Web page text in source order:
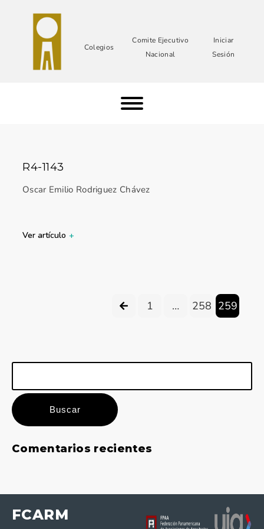
Colegios
Comite Ejecutivo
Nacional
Iniciar
Sesión
R4-1143
Oscar Emilio Rodriguez Chávez
Ver artículo +
1 … 258 259
Buscar:
Comentarios recientes
FCARM